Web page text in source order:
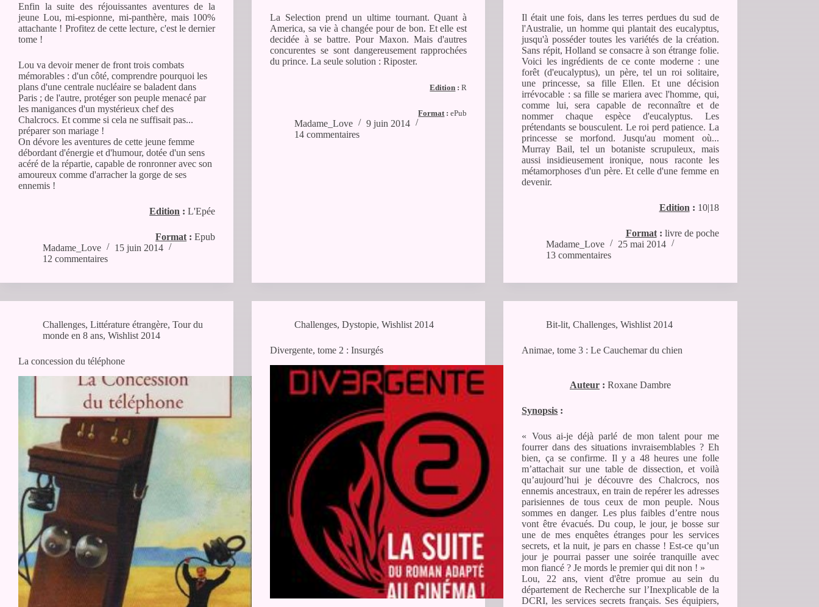
Enfin la suite des réjouissantes aventures de la
jeune Lou, mi-espionne, mi-panthère, mais 100%
attachante ! Profitez de cette lecture, c'est le dernier
tome !
Lou va devoir mener de front trois combats
mémorables : d'un côté, comprendre pourquoi les
plans d'une centrale nucléaire se baladent dans
Paris ; de l'autre, protéger son peuple menacé par
les manigances d'un mystérieux chef des
Chalcrocs. Et comme si cela ne suffisait pas...
préparer son mariage !
On dévore les aventures de cette jeune femme
débordant d'énergie et d'humour, dotée d'un sens
acéré de la répartie, capable de ronronner avec son
amoureux comme d'arracher la gorge de ses
ennemis !
Edition : L'Epée
Format : Epub
Madame_Love
15 juin 2014
12 commentaires
La Selection prend un ultime tournant. Quant à
America, sa vie à changée pour de bon. Et elle est
decidée à se battre. Pour Maxon. Mais d'autres
concurentes se sont dangereusement rapprochées
du prince. La seule solution : Riposter.
Edition : R
Format : ePub
Madame_Love
9 juin 2014
14 commentaires
Il était une fois, dans les terres perdues du sud de
l'Australie, un homme qui plantait des eucalyptus,
jusqu'à posséder toutes les variétés de la création.
Sans répit, Holland se consacre à son étrange folie.
Voici les ingrédients de ce conte moderne : une
forêt (d'eucalyptus), un père, tel un roi solitaire,
une princesse, sa fille Ellen. Et une décision
irrévocable : sa fille se mariera avec l'homme, qui,
comme lui, sera capable de reconnaître et de
nommer chaque espèce d'eucalyptus. Les
prétendants se bousculent. Le roi perd patience. La
princesse se morfond. Jusqu'au moment où...
Murray Bail, tel un botaniste scrupuleux, mais
aussi insidieusement ironique, nous raconte les
métamorphoses d'un père. Et celle d'une femme en
devenir.
Edition : 10|18
Format: livre de poche
Madame_Love
25 mai 2014
13 commentaires
Challenges, Littérature étrangère, Tour du
monde en 8 ans, Wishlist 2014
La concession du téléphone
Challenges,Dystopie,Wishlist 2014
Divergente, tome 2 : Insurgés
Bit-lit,Challenges,Wishlist 2014
Animae, tome 3 : Le Cauchemar du chien
Auteur: Roxane Dambre
Synopsis :
« Vous ai-je déjà parlé de mon talent pour me
fourrer dans des situations invraisemblables ? Eh
bien, ça se confirme. Il y a 48 heures une folle
m’attachait sur une table de dissection, et voilà
qu’aujourd’hui je découvre des Chalcrocs, nos
ennemis ancestraux, en train de repérer les adresses
parisiennes de tous ceux de mon peuple. Nous
sommes en danger. Les plus faibles d’entre nous
vont être évacués. Du coup, le jour, je bosse sur
une de mes enquêtes étranges pour les services
secrets, et la nuit, je pars en chasse ! Est-ce qu’un
jour je pourrai passer une soirée tranquille avec
mon fiancé ? Je mords le premier qui dit non ! »
Lou, 22 ans, vient d'être promue au sein du
département de Recherche sur l’Inexplicable de la
DCRI, les services secrets français. Ses équipiers,